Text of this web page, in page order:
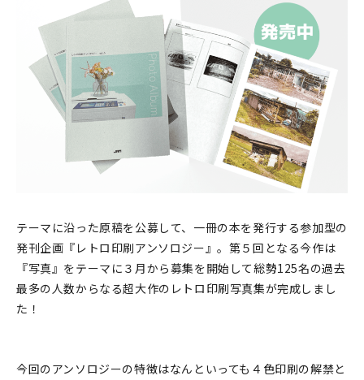
印刷見本
シルクスクリーン
無地素材
雑貨
はんこ
台湾グッズ
テーマに沿った原稿を公募して、一冊の本を発行する参加型の
発刊企画『レトロ印刷アンソロジー』。第５回となる今作は
『写真』をテーマに３月から募集を開始して総勢125名の過去
最多の人数からなる超大作のレトロ印刷写真集が完成しまし
た！
今回のアンソロジーの特徴はなんといっても４色印刷の解禁と